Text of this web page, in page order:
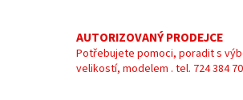
AUTORIZOVANÝ PRODEJCE
Potřebujete pomoci, poradit s
velikostí, modelem . tel. 724 384